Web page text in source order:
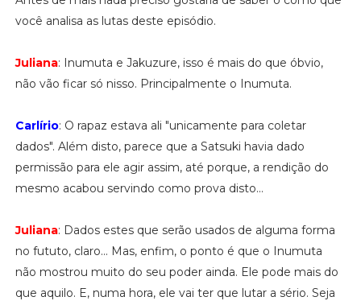
você analisa as lutas deste episódio.
Juliana: Inumuta e Jakuzure, isso é mais do que óbvio,
não vão ficar só nisso. Principalmente o Inumuta.
Carlírio: O rapaz estava ali "unicamente para coletar
dados". Além disto, parece que a Satsuki havia dado
permissão para ele agir assim, até porque, a rendição do
mesmo acabou servindo como prova disto...
Juliana: Dados estes que serão usados de alguma forma
no fututo, claro... Mas, enfim, o ponto é que o Inumuta
não mostrou muito do seu poder ainda. Ele pode mais do
que aquilo. E, numa hora, ele vai ter que lutar a sério. Seja